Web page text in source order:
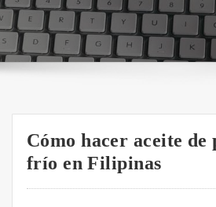
Cómo hacer aceite de
frío en Filipinas